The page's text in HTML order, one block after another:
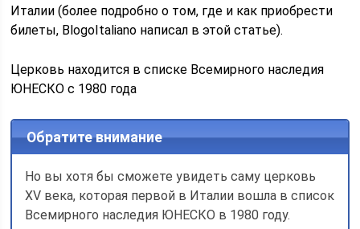
Италии (более подробно о том, где и как приобрести
билеты, BlogoItaliano написал в этой статье).
Церковь находится в списке Всемирного наследия
ЮНЕСКО с 1980 года
Обратите внимание
Но вы хотя бы сможете увидеть саму церковь
XV века, которая первой в Италии вошла в список
Всемирного наследия ЮНЕСКО в 1980 году.